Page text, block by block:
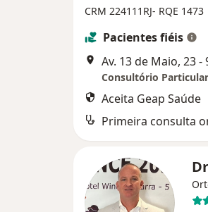
CRM 224111RJ- RQE 1473
Pacientes fiéis
Av. 13 de Maio, 23 -
Consultório Particular
Aceita Geap Saúde
Primeira consulta